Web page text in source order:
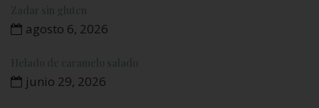
Zadar sin gluten
agosto 6, 2026
Helado de caramelo salado
junio 29, 2026